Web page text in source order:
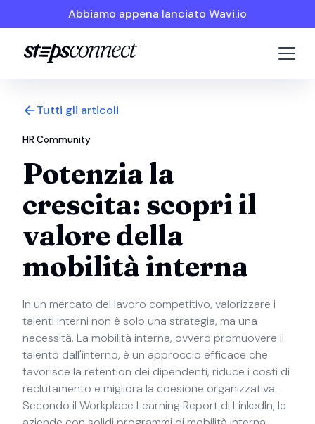
Abbiamo appena lanciato Wavi.io
Tutti gli articoli
HR Community
Potenzia la
crescita: scopri il
valore della
mobilità interna
In un mercato del lavoro competitivo, valorizzare i
talenti interni non è solo una strategia, ma una
necessità. La mobilità interna, ovvero promuovere il
talento dall'interno, è un approccio efficace che
favorisce la retention dei dipendenti, riduce i costi di
reclutamento e migliora la coesione organizzativa.
Secondo il Workplace Learning Report di LinkedIn, le